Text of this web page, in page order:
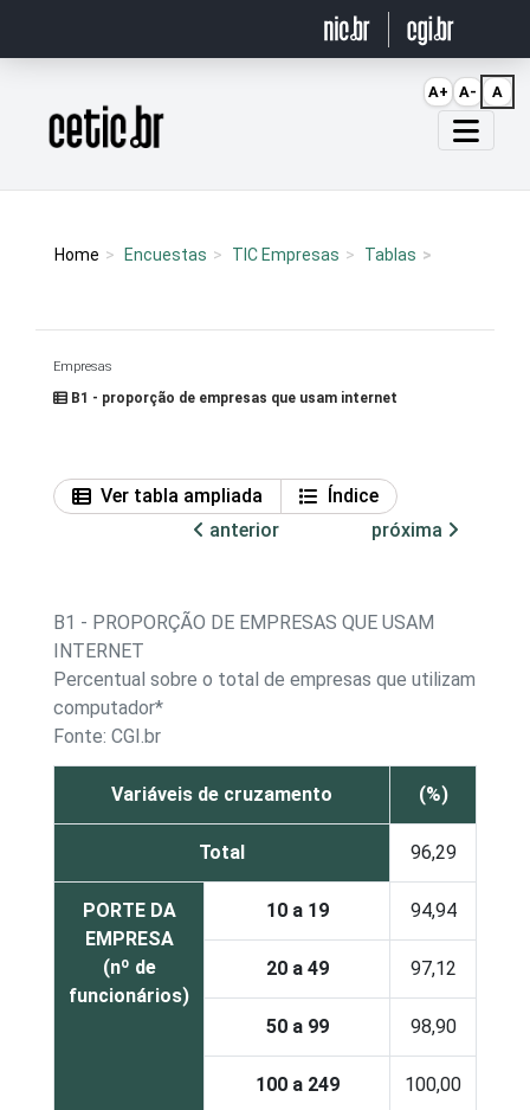
Página inicial
Home Encuestas TIC Empresas Tablas
Empresas
B1 - proporção de empresas que usam internet
Ver tabla ampliada
Índice
anterior
próxima
B1 - PROPORÇÃO DE EMPRESAS QUE USAM
INTERNET
Percentual sobre o total de empresas que utilizam
computador*
Fonte: CGI.br
Variáveis de cruzamento (%)
Total 96,29
PORTE DA
EMPRESA
(nº de
funcionários)
10 a 19 94,94
20 a 49 97,12
50 a 99 98,90
100 a 249 100,00
A+ A- A